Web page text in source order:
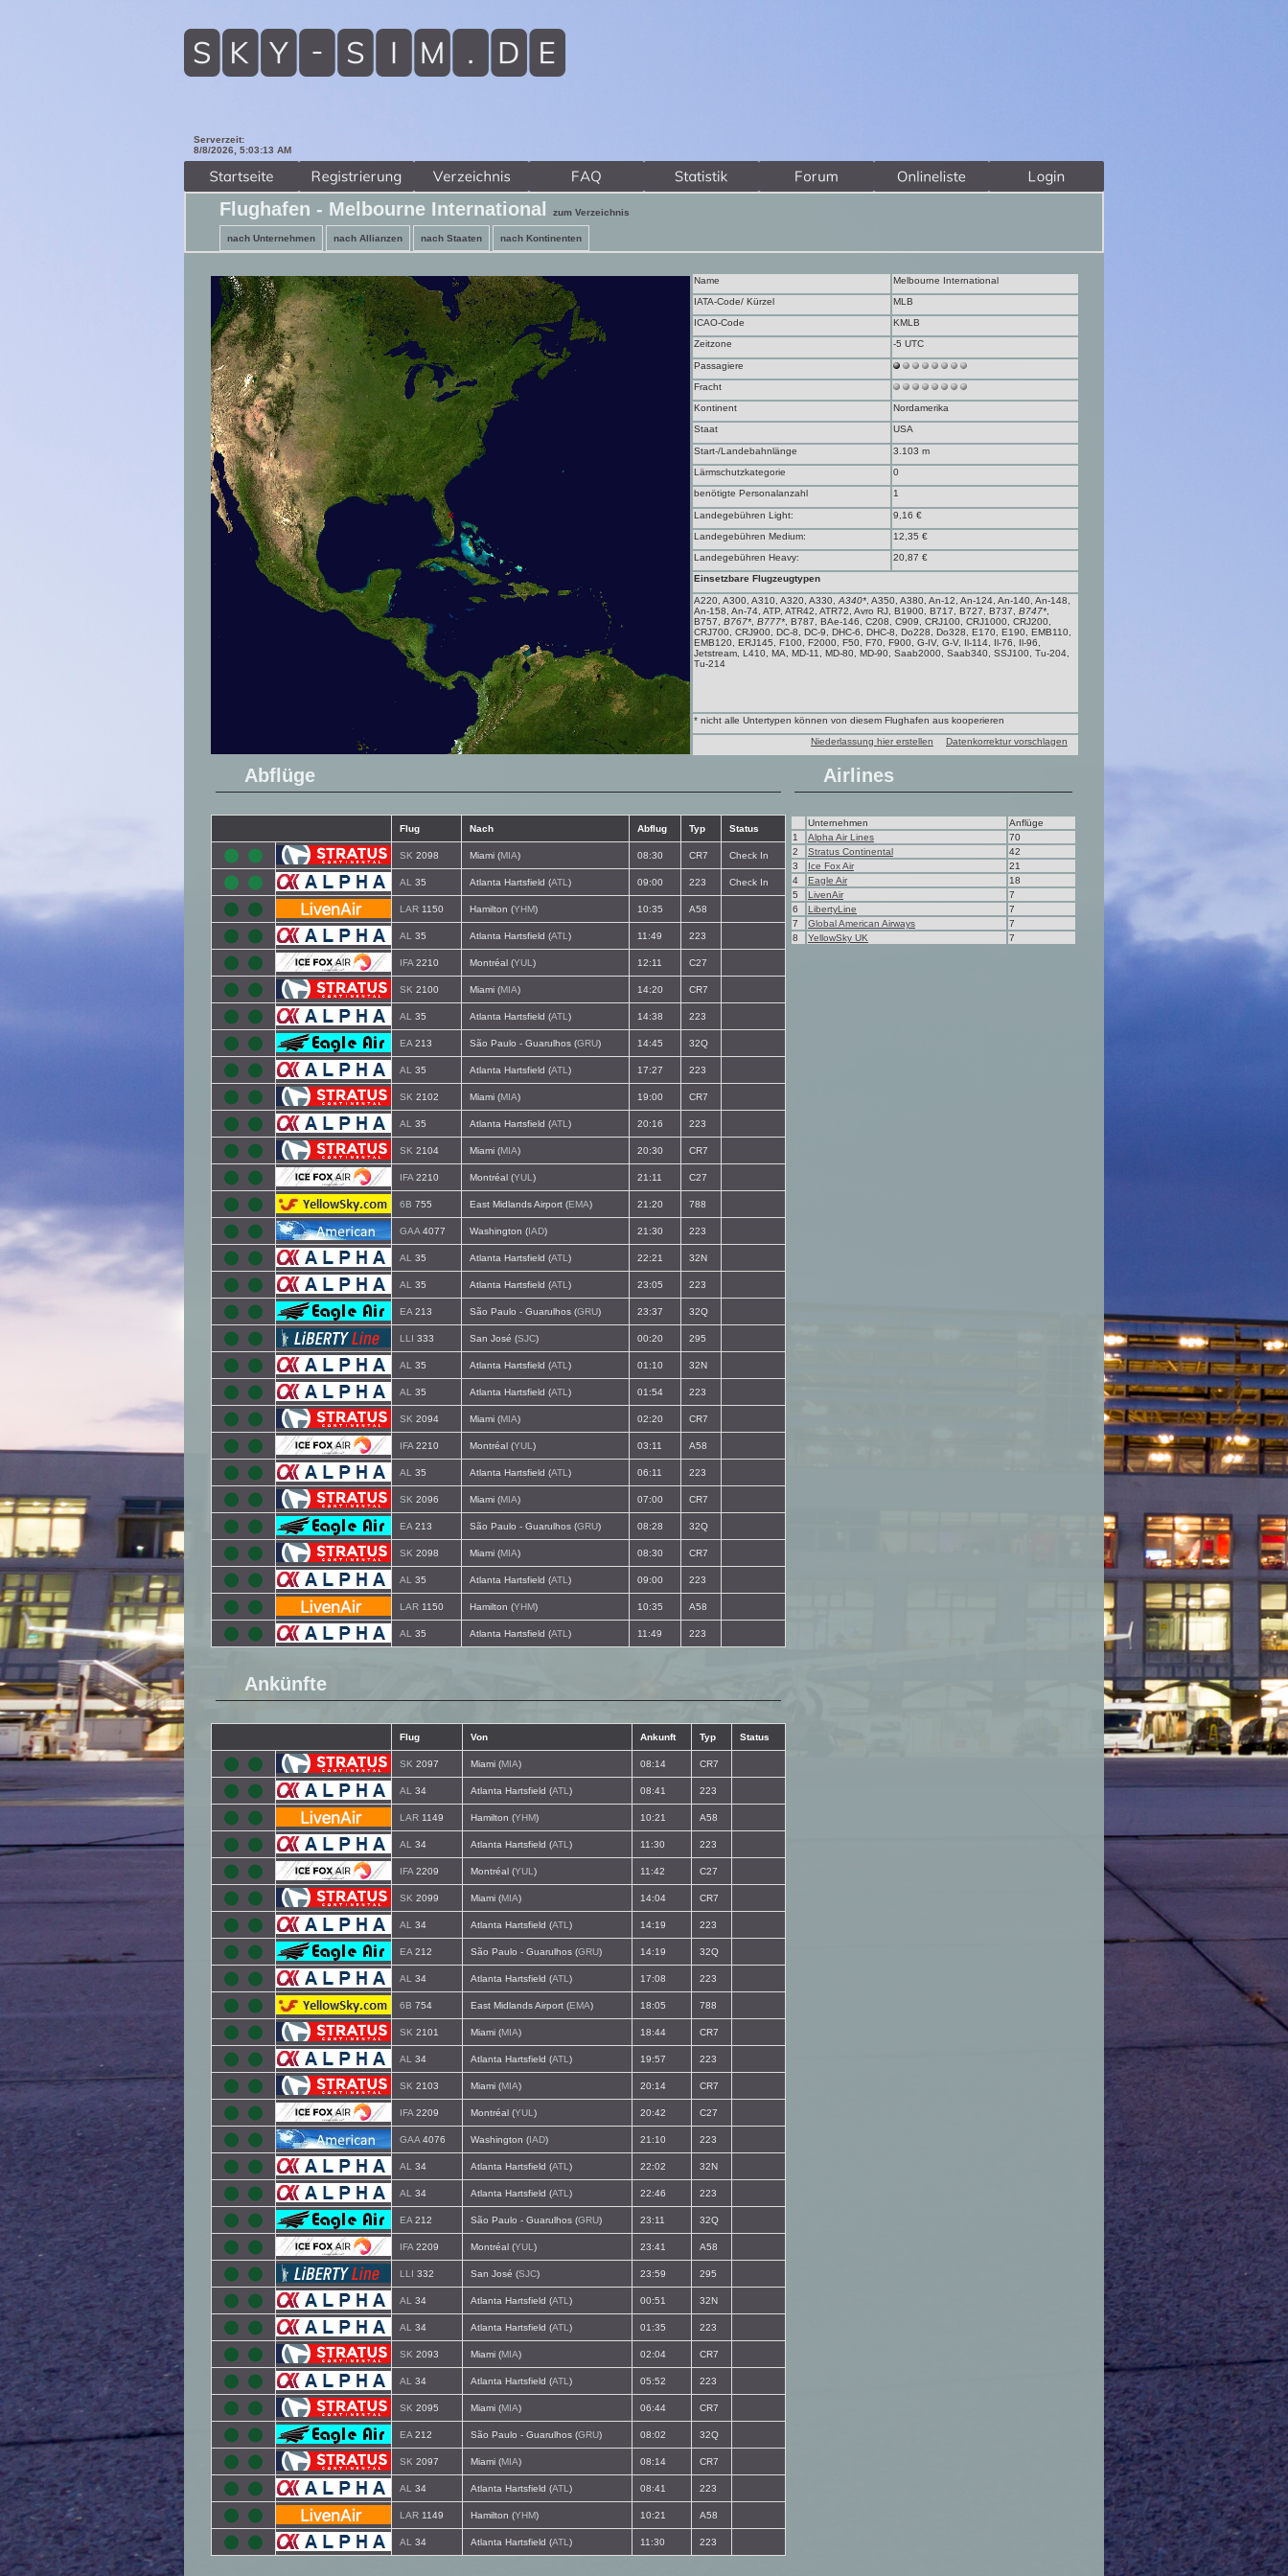
Serverzeit:
8/8/2026, 5:03:14 AM
Flughafen - Melbourne International zum Verzeichnis
nach Unternehmen nach Allianzen nach Staaten nach Kontinenten
Name
Melbourne International
IATA-Code/ Kürzel
MLB
ICAO-Code
KMLB
Zeitzone
-5 UTC
Passagiere
Fracht
Kontinent
Nordamerika
Staat
USA
Start-/Landebahnlänge
3.103 m
Lärmschutzkategorie
0
benötigte Personalanzahl
1
Landegebühren Light:
9,16 €
Landegebühren Medium:
12,35 €
Landegebühren Heavy:
20,87 €
Einsetzbare Flugzeugtypen
A220, A300, A310, A320, A330, A340* , A350, A380, An-12, An-124, An-140, An-148,
An-158, An-74, ATP, ATR42, ATR72, Avro RJ, B1900, B717, B727, B737, B747*
B757, B767* B777* , B787, BAe-146, C208, C909, CRJ100, CRJ1000, CRJ200,
CRJ700, CRJ900, DC-8, DC-9, DHC-6, DHC-8, Do228, Do328, E170, E190, EMB110,
EMB120, ERJ145, F100, F2000, F50, F70, F900, G-IV, G-V, Il-114, Il-76, Il-96,
Jetstream, L410, MA, MD-11, MD-80, MD-90, Saab2000, Saab340, SSJ100, Tu-204,
Tu-214
* nicht alle Untertypen können von diesem Flughafen aus kooperieren
Niederlassung hier erstellen
Datenkorrektur vorschlagen
Abflüge
Flug Nach Abflug Typ Status
SK 2098 Miami (MIA) 08:30 CR7 Check In
AL 35 Atlanta Hartsfield (ATL ) 09:00 223 Check In
LAR 1150 Hamilton (YHM) 10:35 A58
AL 35 Atlanta Hartsfield (ATL ) 11:49 223
IFA 2210 Montréal (YUL ) 12:11 C27
SK 2100 Miami (MIA) 14:20 CR7
AL 35 Atlanta Hartsfield (ATL ) 14:38 223
EA 213 São Paulo - Guarulhos (GRU) 14:45 32Q
AL 35 Atlanta Hartsfield (ATL ) 17:27 223
SK 2102 Miami (MIA) 19:00 CR7
AL 35 Atlanta Hartsfield (ATL ) 20:16 223
SK 2104 Miami (MIA) 20:30 CR7
IFA 2210 Montréal (YUL ) 21:11 C27
6B 755 East Midlands Airport (EMA) 21:20 788
GAA 4077 Washington (IAD) 21:30 223
AL 35 Atlanta Hartsfield (ATL ) 22:21 32N
AL 35 Atlanta Hartsfield (ATL ) 23:05 223
EA 213 São Paulo - Guarulhos (GRU) 23:37 32Q
LLI 333 San José (SJC) 00:20 295
AL 35 Atlanta Hartsfield (ATL ) 01:10 32N
AL 35 Atlanta Hartsfield (ATL ) 01:54 223
SK 2094 Miami (MIA) 02:20 CR7
IFA 2210 Montréal (YUL ) 03:11 A58
AL 35 Atlanta Hartsfield (ATL ) 06:11 223
SK 2096 Miami (MIA) 07:00 CR7
EA 213 São Paulo - Guarulhos (GRU) 08:28 32Q
SK 2098 Miami (MIA) 08:30 CR7
AL 35 Atlanta Hartsfield (ATL ) 09:00 223
LAR 1150 Hamilton (YHM) 10:35 A58
AL 35 Atlanta Hartsfield (ATL ) 11:49 223
Ankünfte
Flug Von Ankunft Typ Status
SK 2097 Miami (MIA) 08:14 CR7
AL 34 Atlanta Hartsfield (ATL ) 08:41 223
LAR 1149 Hamilton (YHM) 10:21 A58
AL 34 Atlanta Hartsfield (ATL ) 11:30 223
IFA 2209 Montréal (YUL ) 11:42 C27
SK 2099 Miami (MIA) 14:04 CR7
AL 34 Atlanta Hartsfield (ATL ) 14:19 223
EA 212 São Paulo - Guarulhos (GRU) 14:19 32Q
AL 34 Atlanta Hartsfield (ATL ) 17:08 223
6B 754 East Midlands Airport (EMA) 18:05 788
SK 2101 Miami (MIA) 18:44 CR7
AL 34 Atlanta Hartsfield (ATL ) 19:57 223
SK 2103 Miami (MIA) 20:14 CR7
IFA 2209 Montréal (YUL ) 20:42 C27
GAA 4076 Washington (IAD) 21:10 223
AL 34 Atlanta Hartsfield (ATL ) 22:02 32N
AL 34 Atlanta Hartsfield (ATL ) 22:46 223
EA 212 São Paulo - Guarulhos (GRU) 23:11 32Q
IFA 2209 Montréal (YUL ) 23:41 A58
LLI 332 San José (SJC) 23:59 295
AL 34 Atlanta Hartsfield (ATL ) 00:51 32N
AL 34 Atlanta Hartsfield (ATL ) 01:35 223
SK 2093 Miami (MIA) 02:04 CR7
AL 34 Atlanta Hartsfield (ATL ) 05:52 223
SK 2095 Miami (MIA) 06:44 CR7
EA 212 São Paulo - Guarulhos (GRU) 08:02 32Q
SK 2097 Miami (MIA) 08:14 CR7
AL 34 Atlanta Hartsfield (ATL ) 08:41 223
LAR 1149 Hamilton (YHM) 10:21 A58
AL 34 Atlanta Hartsfield (ATL ) 11:30 223
Airlines
Unternehmen
Anflüge
1
Alpha Air Lines
70
2
Stratus Continental
42
3
Ice Fox Air
21
4
Eagle Air
18
5
LivenAir
7
6
LibertyLine
7
7
Global American Airways
7
8
YellowSky UK 7